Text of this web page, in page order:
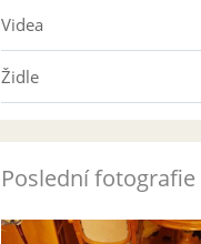
Videa
Židle
Poslední fotografie